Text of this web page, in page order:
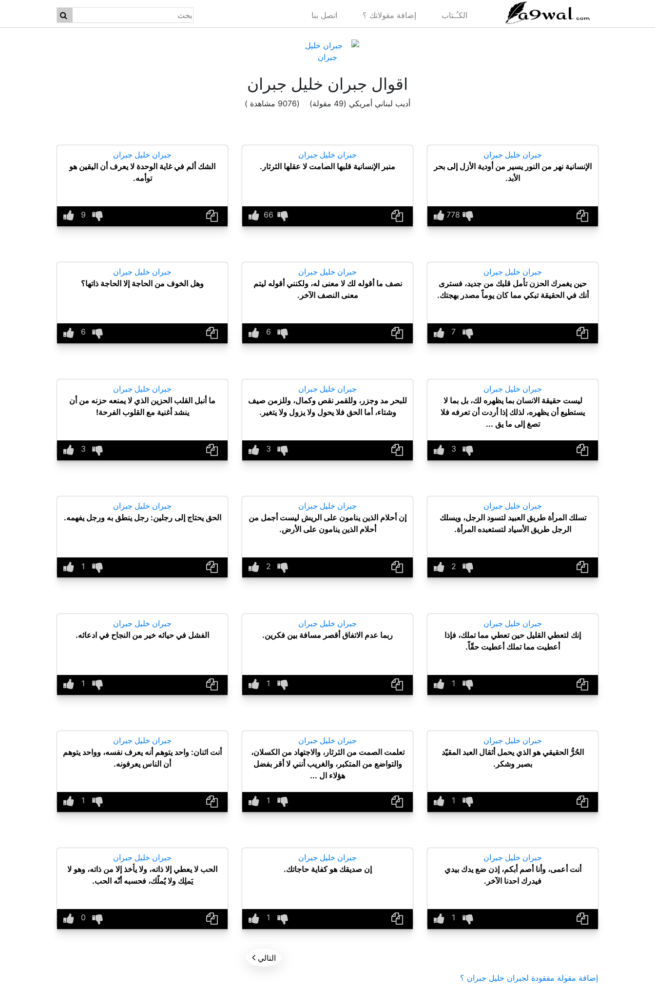
الكـُـتاب إضافة مقولاتك ؟ اتصل بنا
اقوال جبران خليل جبران
أديب لبناني أمريكي (49 مقولة) (9076 مشاهدة )
جبران خليل جبران
الإنسانية نهر من النور يسير من أودية الأزل إلى بحر
الأبد.
جبران خليل جبران
منبر الإنسانية قلبها الصامت لا عقلها الثرثار.
جبران خليل جبران
الشك ألم في غاية الوحدة لا يعرف أن اليقين هو
توأمه.
جبران خليل جبران
حين يغمرك الحزن تأمل قلبك من جديد، فسترى
أنك في الحقيقة تبكي مما كان يوماً مصدر بهجتك.
جبران خليل جبران
نصف ما أقوله لك لا معنى له، ولكنني أقوله ليتم
معنى النصف الآخر.
جبران خليل جبران
وهل الخوف من الحاجة إلا الحاجة ذاتها؟
جبران خليل جبران
ليست حقيقة الانسان بما يظهره لك، بل بما لا
يستطيع أن يظهره، لذلك إذا أردت أن تعرفه فلا
تصغ إلى ما يق ...
جبران خليل جبران
للبحر مد وجزر، وللقمر نقص وكمال، وللزمن صيف
وشتاء، أما الحق فلا يحول ولا يزول ولا يتغير.
جبران خليل جبران
ما أنبل القلب الحزين الذي لا يمنعه حزنه من أن
ينشد أغنية مع القلوب الفرحة!
جبران خليل جبران
تسلك المرأة طريق العبيد لتسود الرجل، ويسلك
الرجل طريق الأسياد لتستعبده المرأة.
جبران خليل جبران
إن أحلام الذين ينامون على الريش ليست أجمل من
أحلام الذين ينامون على الأرض.
جبران خليل جبران
الحق يحتاج إلى رجلين: رجل ينطق به ورجل يفهمه.
جبران خليل جبران
إنك لتعطي القليل حين تعطي مما تملك، فإذا
أعطيت مما تملك أعطيت حقّاً.
جبران خليل جبران
ربما عدم الاتفاق أقصر مسافة بين فكرين.
جبران خليل جبران
الفشل في حيائه خير من النجاح في ادعائه.
جبران خليل جبران
الحُرُّ الحقيقي هو الذي يحمل أثقال العبد المقيّد
بصبر وشكر.
جبران خليل جبران
تعلمت الصمت من الثرثار، والاجتهاد من الكسلان،
والتواضع من المتكبر، والغريب أنني لا أقر بفضل
هؤلاء ال ...
جبران خليل جبران
أنت اثنان: واحد يتوهم أنه يعرف نفسه، وواحد يتوهم
أن الناس يعرفونه.
جبران خليل جبران
أنت أعمى، وأنا أصم أبكم، إذن ضع يدك بيدي
فيدرك احدنا الآخر.
جبران خليل جبران
إن صديقك هو كفاية حاجاتك.
جبران خليل جبران
الحب لا يعطي إلا ذاته، ولا يأخذ إلا من ذاته، وهو لا
يَملِك ولا يُملًك، فحسبه أنّه الحب.
التالي
إضافة مقولة مفقودة لجبران خليل جبران ؟